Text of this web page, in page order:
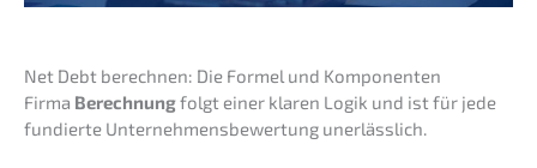
Net Debt berech­nen: Die Formel und Komponenten
Firma Berech­nungfolgt einer klaren Logik und ist für jede
fundier­te Unter­neh­mens­be­wer­tung unerlässlich.